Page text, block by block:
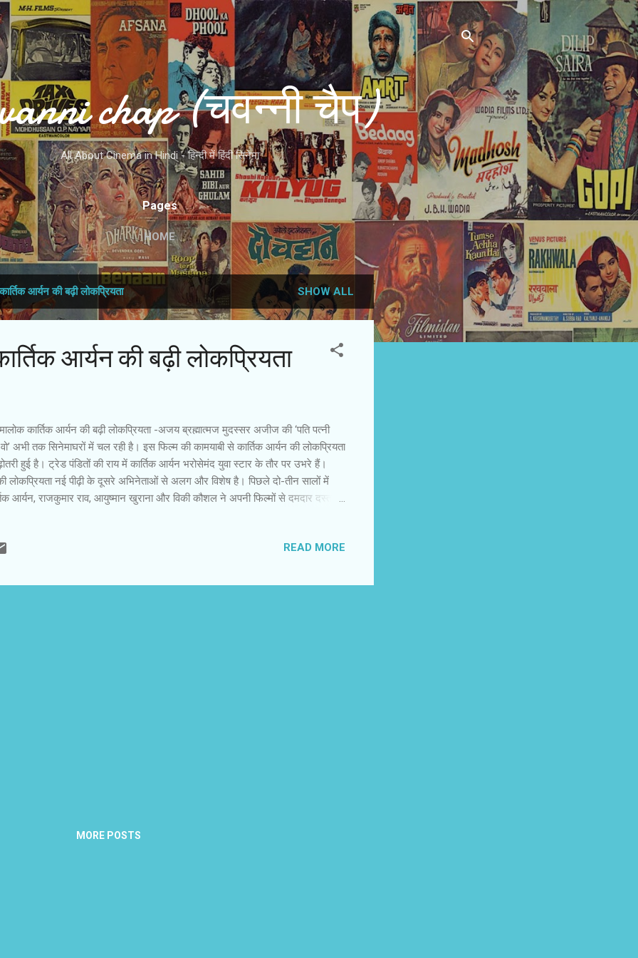
Skip to main content
chap (चवन्नी चैप)
All About Cinema in Hindi - हिन्दी में हिंदी सिनेमा
Pages
HOME
कार्तिक आर्यन की बढ़ी लोकप्रियता SHOW ALL
आर्यन की बढ़ी लोकप्रियता
कार्तिक आर्यन की बढ़ी लोकप्रियता -अजय ब्रह्मात्मज मुदस्सर अजीज की ‘पति पत्नी
अभी तक सिनेमाघरों में चल रही है। इस फिल्म की कामयाबी से कार्तिक आर्यन की लोकप्रियता
हुई है। ट्रेड पंडितों की राय में कार्तिक आर्यन भरोसेमंद युवा स्टार के तौर पर उभरे हैं।
लोकप्रियता नई पीढ़ी के दूसरे अभिनेताओं से अलग और विशेष है। पिछले दो-तीन सालों में
आर्यन, राजकुमार राव, आयुष्मान खुराना और विकी कौशल ने अपनी फिल्मों से दमदार दस्तक
की पहचान बनाने में थोड़ा वक्त और लगेगा। समीक्षकों की उपेक्षा और आलोचना के बीच
इम्तियाज अली की उनकी फिल्म पूरी हो चुकी है, जो अगले साल फरवरी में रिलीज होगी।
READ MORE
MORE POSTS